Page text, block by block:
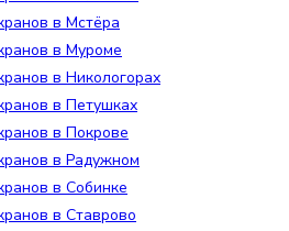
в Мстёра
в Муроме
в Никологорах
в Петушках
в Покрове
в Радужном
в Собинке
в Ставрово